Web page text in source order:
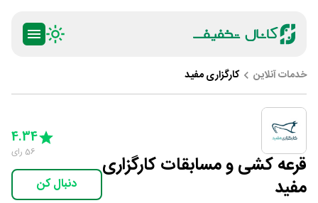
خدمات آنلاین کارگزاری مفید
قرعه کشی و مسابقات کارگزاری
مفید
3 Stars
4 Stars
5 Stars
4.34
56 رای
دنبال کن